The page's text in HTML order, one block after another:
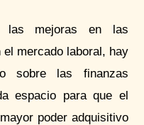
las mejoras en las
mercado laboral, hay
sobre las finanzas
espacio para que el
poder adquisitivo